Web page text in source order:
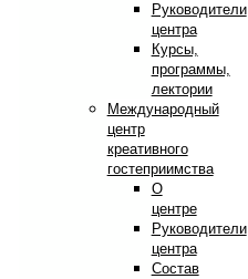
Руководители
центра
Курсы,
программы,
лектории
Международный
центр
креативного
гостеприимства
О
центре
Руководители
центра
Состав